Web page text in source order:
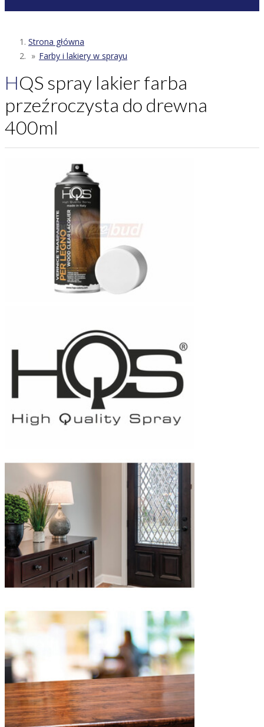
Strona główna
Farby i lakiery w sprayu
HQS spray lakier farba
przeźroczysta do drewna
400ml